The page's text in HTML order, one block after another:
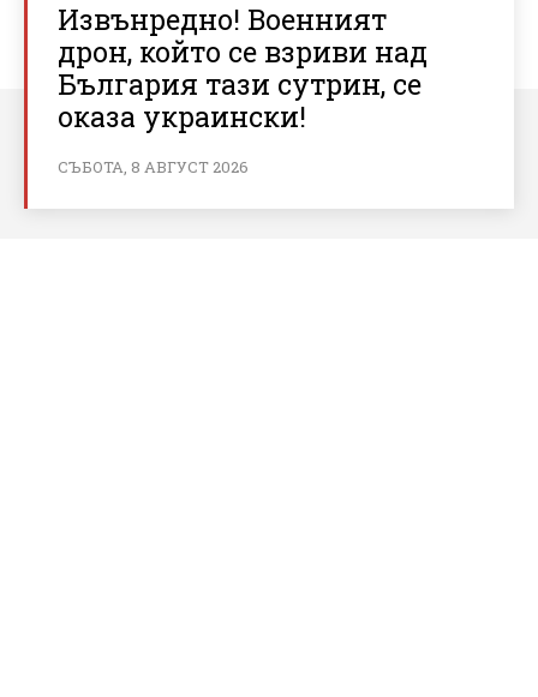
Извънредно! Военният
дрон, който се взриви над
България тази сутрин, се
оказа украински!
СЪБОТА, 8 АВГУСТ 2026